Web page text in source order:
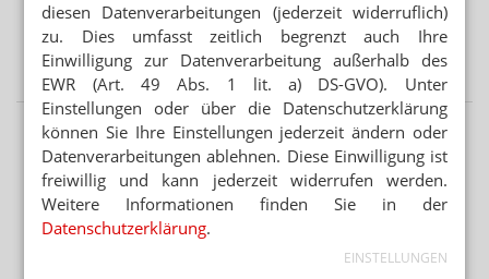
diesen Datenverarbeitungen (jederzeit widerruflich)
zu. Dies umfasst zeitlich begrenzt auch Ihre
Einwilligung zur Datenverarbeitung außerhalb des
EWR (Art. 49 Abs. 1 lit. a) DS-GVO). Unter
Einstellungen oder über die Datenschutzerklärung
können Sie Ihre Einstellungen jederzeit ändern oder
Datenverarbeitungen ablehnen. Diese Einwilligung ist
freiwillig und kann jederzeit widerrufen werden.
Weitere Informationen finden Sie in der
Datenschutzerklärung.
EINSTELLUNGEN
BUNDESREGIERUNG PRÜFT UMSETZUNGSBEDARF
Second-Hand-Medikamente: Wiederabgabe nicht
verboten